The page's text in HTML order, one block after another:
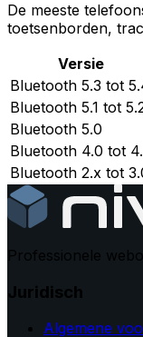
De meeste
toetsenborden,
Versie
Bluetooth 5.3 tot
Bluetooth 5.1 tot
Bluetooth 5.0
Bluetooth 4.0 tot
Bluetooth 2.x tot
Professionele
Juridisch
Algemene